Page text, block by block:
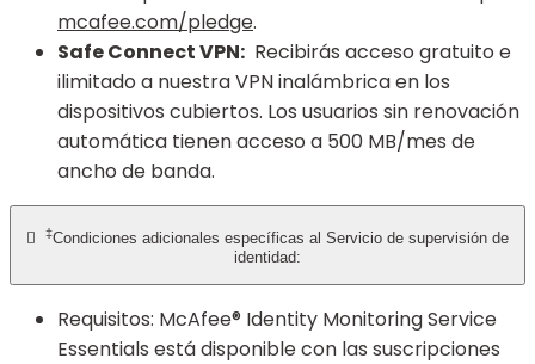
mcafee.com/pledge.
Safe Connect VPN: Recibirás acceso gratuito e
ilimitado a nuestra VPN inalámbrica en los
dispositivos cubiertos. Los usuarios sin renovación
automática tienen acceso a 500 MB/mes de
ancho de banda.
 ‡Condiciones adicionales específicas al Servicio de supervisión de
identidad:
Requisitos: McAfee® Identity Monitoring Service
Essentials está disponible con las suscripciones